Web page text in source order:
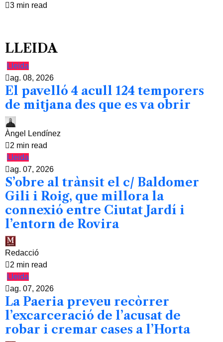
3 min read
LLEIDA
Lleida
ag. 08, 2026
El pavelló 4 acull 124 temporers
de mitjana des que es va obrir
Àngel Lendínez
2 min read
Lleida
ag. 07, 2026
S’obre al trànsit el c/ Baldomer
Gili i Roig, que millora la
connexió entre Ciutat Jardí i
l’entorn de Rovira
Redacció
2 min read
Lleida
ag. 07, 2026
La Paeria preveu recòrrer
l’excarceració de l’acusat de
robar i cremar cases a l’Horta